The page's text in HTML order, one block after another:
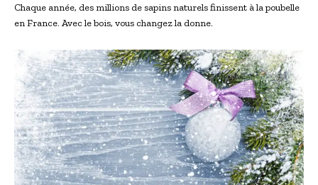
Chaque année, des millions de sapins naturels finissent à la poubelle
en France. Avec le bois, vous changez la donne.